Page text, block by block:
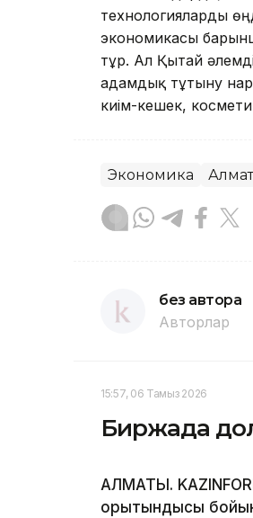
технологияларды
экономикасы
тұр. Ал Қытай
адамдық тұтыну
киім-кешек,
Экономика
без автора
Авторлар
15:57, 06 Тамыз 2026
Биржада
АЛМАТЫ.
қорытындысы